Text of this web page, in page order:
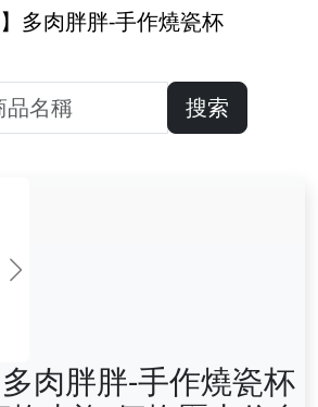
】多肉胖胖-手作燒瓷杯
搜索
下一张
多肉胖胖-手作燒瓷杯